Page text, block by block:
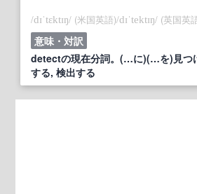
/dɪˈtɛktɪŋ/ (米国英語)/dɪˈtektɪŋ/ (英国英
意味・対訳
detectの現在分詞。(…に)(…を)見つ
する, 検出する